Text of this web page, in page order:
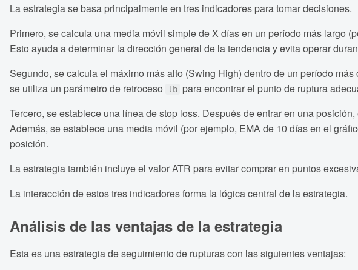
La estrategia se basa principalmente en tres indicadores para tomar decisiones.
Primero, se calcula una media móvil simple de X días en un período más largo
Esto ayuda a determinar la dirección general de la tendencia y evita operar
Segundo, se calcula el máximo más alto (Swing High) dentro de un período
se utiliza un parámetro de retroceso
lb para encontrar el punto de ruptura
Tercero, se establece una línea de stop loss. Después de entrar en una
Además, se establece una media móvil (por ejemplo, EMA de 10 días en el
posición.
La estrategia también incluye el valor ATR para evitar comprar en puntos
La interacción de estos tres indicadores forma la lógica central de la estrategia.
Análisis de las ventajas de la estrategia
Esta es una estrategia de seguimiento de rupturas con las siguientes ventajas: